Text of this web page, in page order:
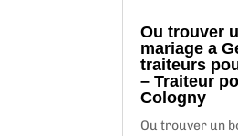
Ou trouver
mariage a
traiteurs
– Traiteur
Cologny
Ou trouver un